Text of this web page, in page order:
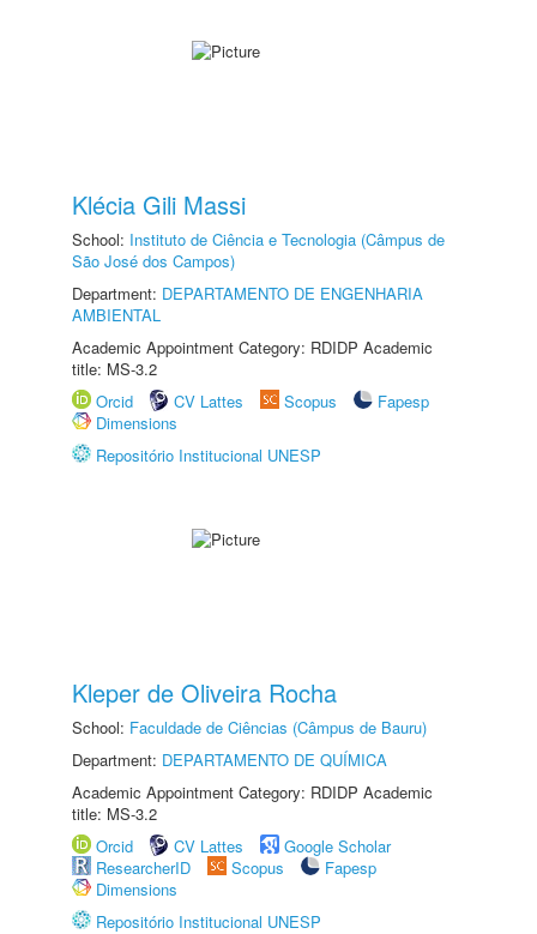
Klécia Gili Massi
School: Instituto de Ciência e Tecnologia (Câmpus de
São José dos Campos)
Department: DEPARTAMENTO DE ENGENHARIA
AMBIENTAL
Academic Appointment Category: RDIDP Academic
title: MS-3.2
Orcid
CV Lattes Scopus
Fapesp
Dimensions
Repositório Institucional UNESP
Kleper de Oliveira Rocha
School: Faculdade de Ciências (Câmpus de Bauru)
Department: DEPARTAMENTO DE QUÍMICA
Academic Appointment Category: RDIDP Academic
title: MS-3.2
Orcid
CV Lattes
Google Scholar
ResearcherID
Scopus
Fapesp
Dimensions
Repositório Institucional UNESP